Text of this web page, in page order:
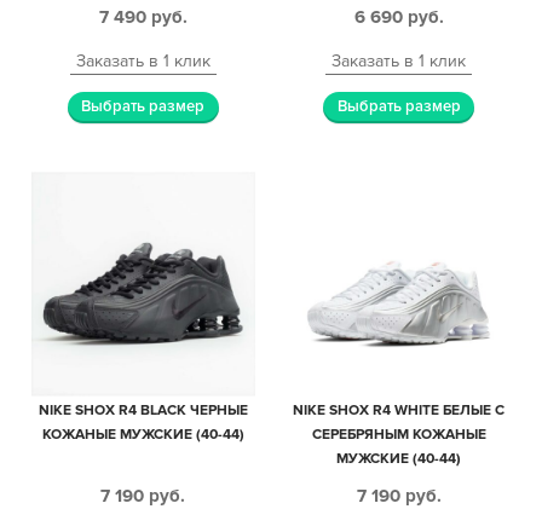
7 490 руб.
Заказать в 1 клик
Выбрать размер
6 690 руб.
Заказать в 1 клик
Выбрать размер
NIKE SHOX R4 BLACK ЧЕРНЫЕ
КОЖАНЫЕ МУЖСКИЕ (40-44)
7 190 руб.
NIKE SHOX R4 WHITE БЕЛЫЕ С
СЕРЕБРЯНЫМ КОЖАНЫЕ
МУЖСКИЕ (40-44)
7 190 руб.